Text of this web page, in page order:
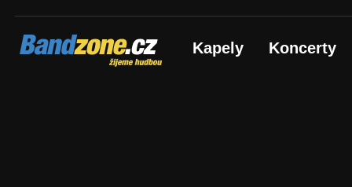
Bandzone.cz
žijeme hudbou Kapely Koncerty